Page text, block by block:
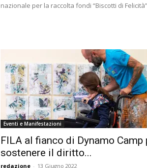
nazionale per la raccolta fondi “Biscotti di
Eventi e Manifestazioni
FILA al fianco di Dynamo Camp
sostenere il diritto...
redazione - 13 Giugno 2022